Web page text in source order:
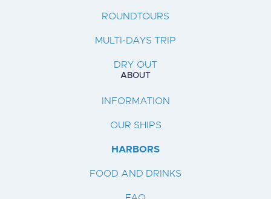
ROUNDTOURS
MULTI-DAYS TRIP
DRY OUT
ABOUT
INFORMATION
OUR SHIPS
HARBORS
FOOD AND DRINKS